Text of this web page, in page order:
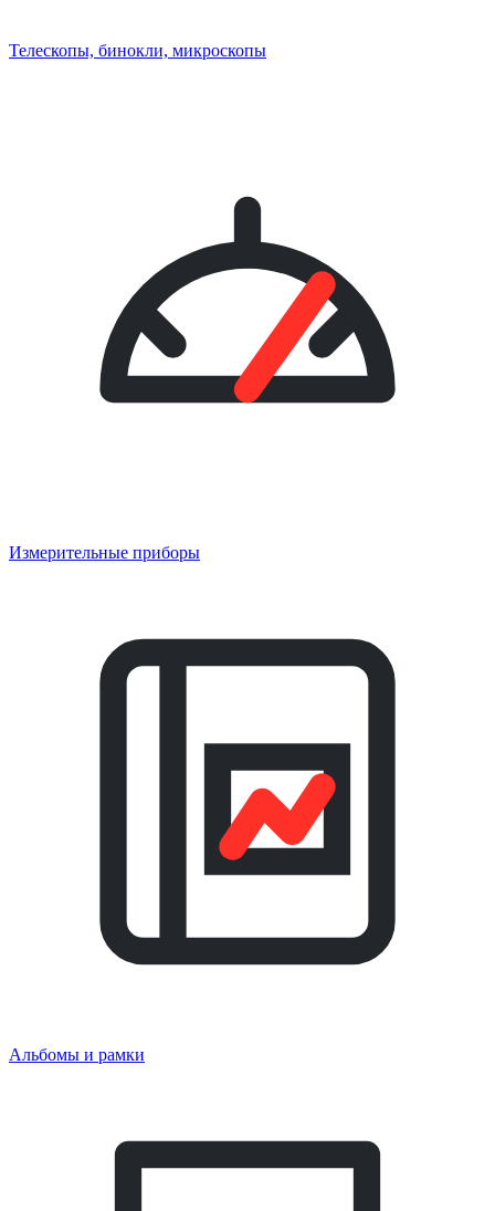
Телескопы, бинокли, микроскопы
Измерительные приборы
Альбомы и рамки